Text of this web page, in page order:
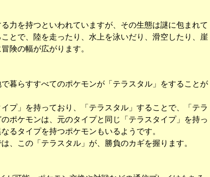
力を持つといわれていますが、その生態は謎に包まれて
とで、陸を走ったり、水上を泳いだり、滑空したり、崖
険の幅が広がります。
暮らすすべてのポケモンが「テラスタル」をすることが
プ」を持っており、「テラスタル」することで、「テラ
ポケモンは、元のタイプと同じ「テラスタイプ」を持っ
るタイプを持つポケモンもいるようです。
、この「テラスタル」が、勝負のカギを握ります。